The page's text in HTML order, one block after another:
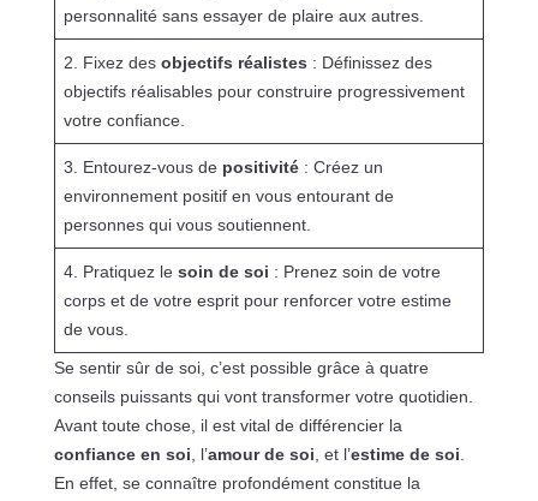
personnalité sans essayer de plaire aux autres.
2. Fixez des objectifs réalistes : Définissez des
objectifs réalisables pour construire progressivement
votre confiance.
3. Entourez-vous de positivité: Créez un
environnement positif en vous entourant de
personnes qui vous soutiennent.
4. Pratiquez le soin de soi : Prenez soin de votre
corps et de votre esprit pour renforcer votre estime
de vous.
Se sentir sûr de soi, c’est possible grâce à quatre
conseils puissants qui vont transformer votre quotidien.
Avant toute chose, il est vital de différencier la
confiance en soi , l’amour de soi , et l’estime de soi
En effet, se connaître profondément constitue la